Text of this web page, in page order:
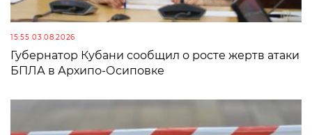
15:55 03.08.2026
Губернатор Кубани сообщил о росте жертв атаки
БПЛА в Архипо-Осиповке